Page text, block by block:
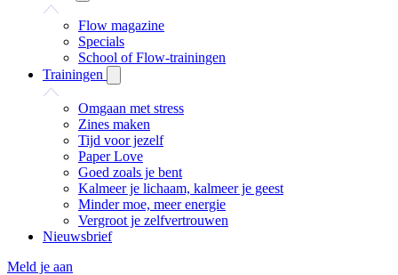
Flow magazine
Specials
School of Flow-trainingen
Trainingen
Omgaan met stress
Zines maken
Tijd voor jezelf
Paper Love
Goed zoals je bent
Kalmeer je lichaam, kalmeer je geest
Minder moe, meer energie
Vergroot je zelfvertrouwen
Nieuwsbrief
Meld je aan